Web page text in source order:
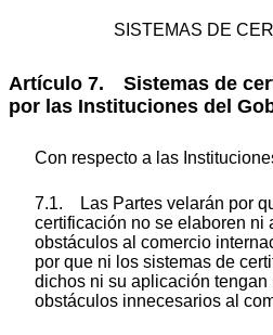
SISTEMAS DE
Artículo 7. Sistemas de
por las Instituciones del
Con respecto a las
7.1. Las Partes velarán por
certificación no se elaboren ni
obstáculos al comercio
por que ni los sistemas de
dichos ni su aplicación
obstáculos innecesarios al